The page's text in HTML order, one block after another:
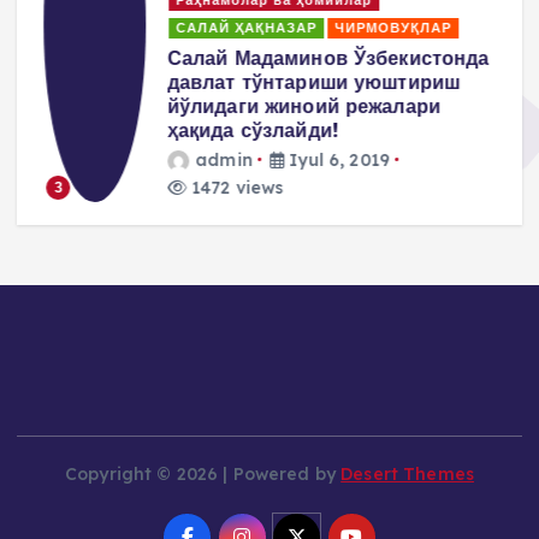
3
САЛАЙ ҲАҚНАЗАР
ЧИРМОВУҚЛАР
Салай Мадаминов Ўзбекистонда
давлат тўнтариши уюштириш
йўлидаги жиноий режалари
ҳақида сўзлайди!
admin
Iyul 6, 2019
1472 views
Copyright © 2026 | Powered by Desert Themes